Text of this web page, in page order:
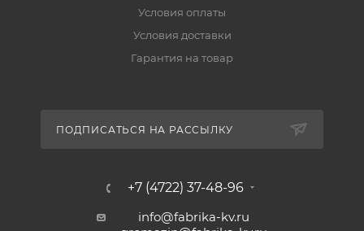
Условия оплаты
Условия доставки
Гарантия на товар
ПОДПИСАТЬСЯ НА РАССЫЛКУ
+7 (4722) 37-48-96
info@fabrika-kv.ru